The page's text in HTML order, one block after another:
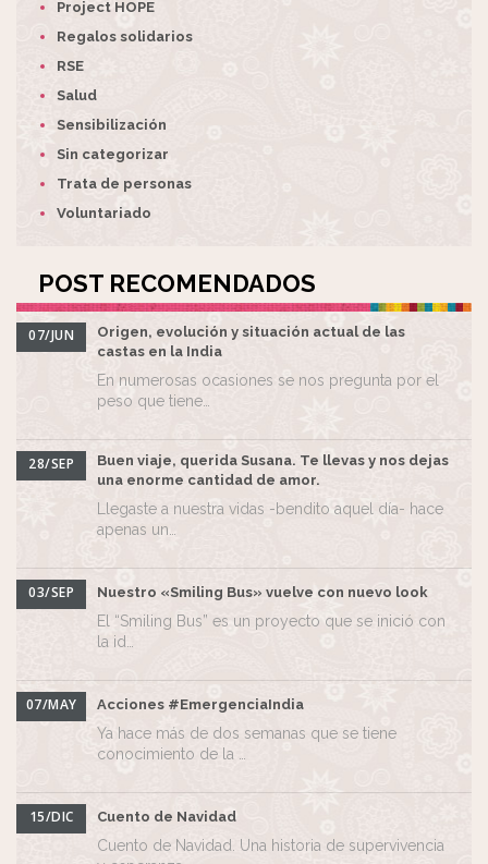
Project HOPE
Regalos solidarios
RSE
Salud
Sensibilización
Sin categorizar
Trata de personas
Voluntariado
POST RECOMENDADOS
07/JUN
Origen, evolución y situación actual de las
castas en la India
En numerosas ocasiones se nos pregunta por el
peso que tiene…
28/SEP
Buen viaje, querida Susana. Te llevas y nos dejas
una enorme cantidad de amor.
Llegaste a nuestra vidas -bendito aquel día- hace
apenas un…
03/SEP Nuestro «Smiling Bus» vuelve con nuevo look
El “Smiling Bus” es un proyecto que se inició con
la id…
07/MAY Acciones #EmergenciaIndia
Ya hace más de dos semanas que se tiene
conocimiento de la …
15/DIC Cuento de Navidad
Cuento de Navidad. Una historia de supervivencia